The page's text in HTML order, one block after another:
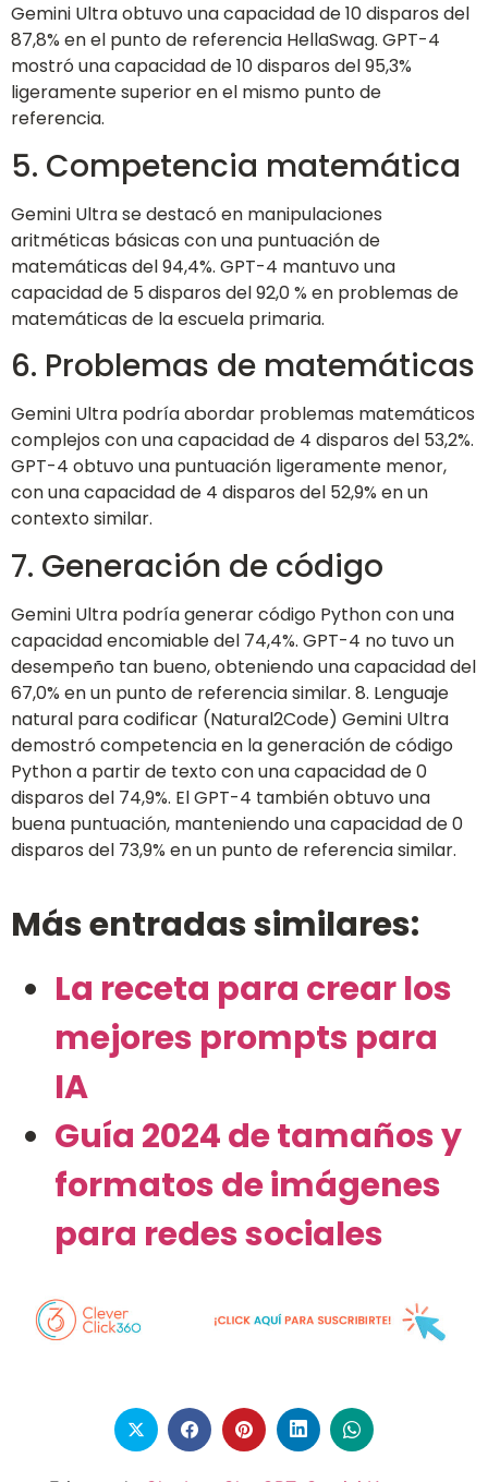
Gemini Ultra obtuvo una capacidad de 10 disparos del
87,8% en el punto de referencia HellaSwag. GPT-4
mostró una capacidad de 10 disparos del 95,3%
ligeramente superior en el mismo punto de
referencia.
5. Competencia matemática
Gemini Ultra se destacó en manipulaciones
aritméticas básicas con una puntuación de
matemáticas del 94,4%. GPT-4 mantuvo una
capacidad de 5 disparos del 92,0 % en problemas de
matemáticas de la escuela primaria.
6. Problemas de matemáticas
Gemini Ultra podría abordar problemas matemáticos
complejos con una capacidad de 4 disparos del 53,2%.
GPT-4 obtuvo una puntuación ligeramente menor,
con una capacidad de 4 disparos del 52,9% en un
contexto similar.
7. Generación de código
Gemini Ultra podría generar código Python con una
capacidad encomiable del 74,4%. GPT-4 no tuvo un
desempeño tan bueno, obteniendo una capacidad del
67,0% en un punto de referencia similar. 8. Lenguaje
natural para codificar (Natural2Code) Gemini Ultra
demostró competencia en la generación de código
Python a partir de texto con una capacidad de 0
disparos del 74,9%. El GPT-4 también obtuvo una
buena puntuación, manteniendo una capacidad de 0
disparos del 73,9% en un punto de referencia similar.
Más entradas similares:
La receta para crear los
mejores prompts para
IA
Guía 2024 de tamaños y
formatos de imágenes
para redes sociales